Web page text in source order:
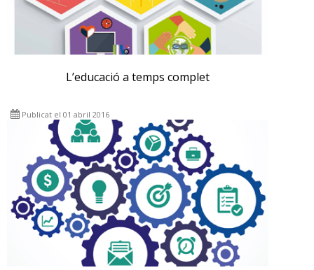
L’educació a temps complet
Publicat el 01 abril 2016